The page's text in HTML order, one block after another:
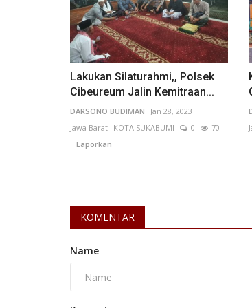
Lakukan Silaturahmi,, Polsek
Cibeureum Jalin Kemitraan...
DARSONO BUDIMAN
Jan 28, 2023
Jawa Barat KOTA SUKABUMI 0
70
Laporkan
KOMENTAR
Name
Kalimantan Barat
Ribuan Rumah